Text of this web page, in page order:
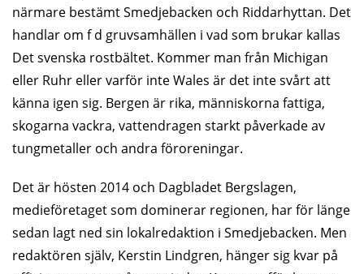
närmare bestämt Smedjebacken och Riddarhyttan. Det
handlar om f d gruvsamhällen i vad som brukar kallas
Det svenska rostbältet. Kommer man från Michigan
eller Ruhr eller varför inte Wales är det inte svårt att
känna igen sig. Bergen är rika, människorna fattiga,
skogarna vackra, vattendragen starkt påverkade av
tungmetaller och andra föroreningar.
Det är hösten 2014 och Dagbladet Bergslagen,
medieföretaget som dominerar regionen, har för länge
sedan lagt ned sin lokalredaktion i Smedjebacken. Men
redaktören själv, Kerstin Lindgren, hänger sig kvar på